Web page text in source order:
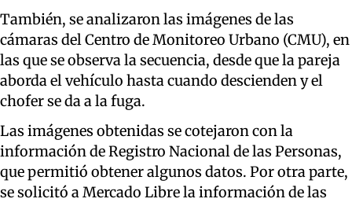
También, se analizaron las imágenes de las
cámaras del Centro de Monitoreo Urbano (CMU), en
las que se observa la secuencia, desde que la pareja
aborda el vehículo hasta cuando descienden y el
chofer se da a la fuga.
Las imágenes obtenidas se cotejaron con la
información de Registro Nacional de las Personas,
que permitió obtener algunos datos. Por otra parte,
se solicitó a Mercado Libre la información de las